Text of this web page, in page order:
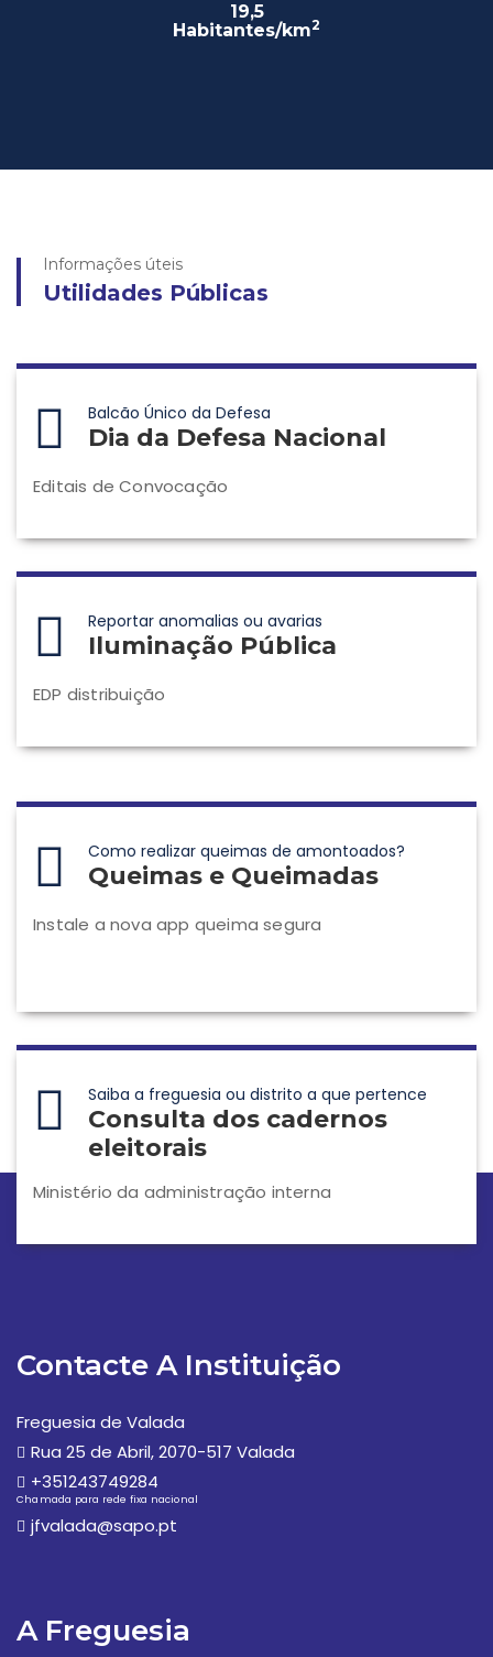
19,5
Habitantes/km2
Informações úteis
Utilidades Públicas
Balcão Único da Defesa
Dia da Defesa Nacional
Editais de Convocação
Reportar anomalias ou avarias
Iluminação Pública
EDP distribuição
Como realizar queimas de amontoados?
Queimas e Queimadas
Instale a nova app queima segura
Saiba a freguesia ou distrito a que pertence
Consulta dos cadernos
eleitorais
Ministério da administração interna
Contacte A Instituição
Freguesia de Valada
Rua 25 de Abril, 2070-517 Valada
+351243749284
Chamada para rede fixa nacional
jfvalada@sapo.pt
A Freguesia